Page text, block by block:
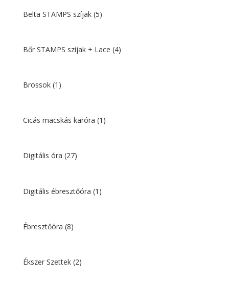
Belta STAMPS szíjak (5)
Bőr STAMPS szíjak + Lace (4)
Brossok (1)
Cicás macskás karóra (1)
Digitális óra (27)
Digitális ébresztőóra (1)
Ébresztőóra (8)
Ékszer Szettek (2)